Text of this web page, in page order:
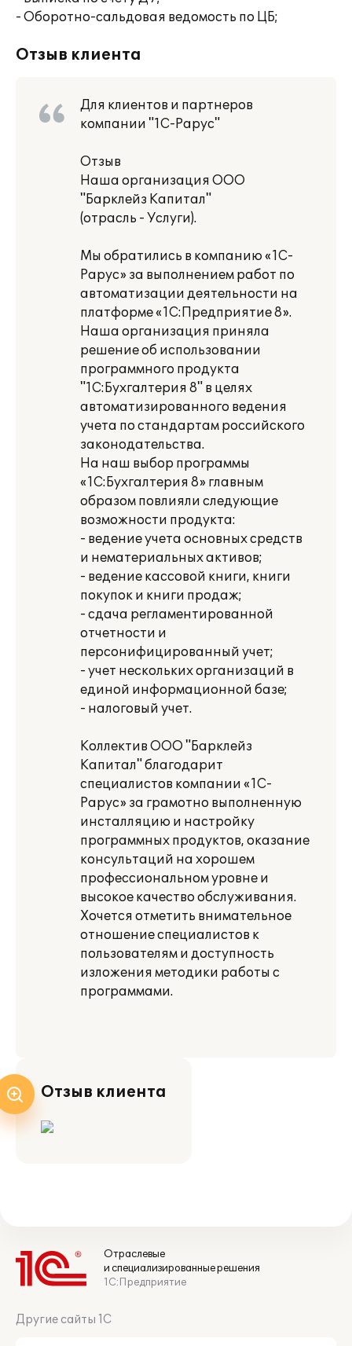
- Оборотно-сальдовая ведомость по ЦБ;
Отзыв клиента
Для клиентов и партнеров
компании "1С-Рарус"
Отзыв
Наша организация ООО
"Барклейз Капитал"
(отрасль - Услуги).
Мы обратились в компанию «1С-
Рарус» за выполнением работ по
автоматизации деятельности на
платформе «1С:Предприятие 8».
Наша организация приняла
решение об использовании
программного продукта
"1С:Бухгалтерия 8" в целях
автоматизированного ведения
учета по стандартам российского
законодательства.
На наш выбор программы
«1С:Бухгалтерия 8» главным
образом повлияли следующие
возможности продукта:
- ведение учета основных средств
и нематериальных активов;
- ведение кассовой книги, книги
покупок и книги продаж;
- сдача регламентированной
отчетности и
персонифицированный учет;
- учет нескольких организаций в
единой информационной базе;
- налоговый учет.
Коллектив ООО "Барклейз
Капитал" благодарит
специалистов компании «1С-
Рарус» за грамотно выполненную
инсталляцию и настройку
программных продуктов, оказание
консультаций на хорошем
профессиональном уровне и
высокое качество обслуживания.
Хочется отметить внимательное
отношение специалистов к
пользователям и доступность
изложения методики работы с
программами.
Отзыв клиента
Отраслевые
и специализированные решения
1С:Предприятие
Другие сайты 1С